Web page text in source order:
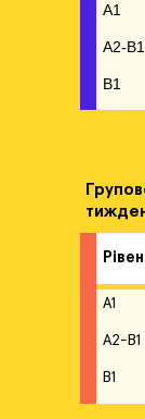
А1
A2-B1
B1
А1
A2-B1
B1